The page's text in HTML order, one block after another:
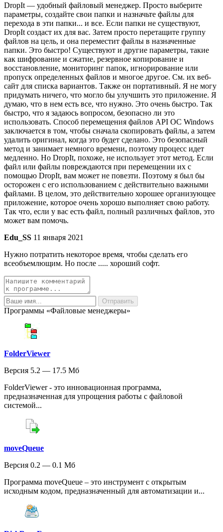
DropIt — удобный файловый менеджер. Просто выберите
параметры, создайте свои папки и назначьте файлы для
перехода в эти папки... и все. Если папки не существуют,
DropIt создаст их для вас. Затем просто перетащите группу
файлов на цель, и она переместит файлы в назначенные
папки. Это быстро! Существуют и другие параметры, такие
как шифрование и сжатие, резервное копирование и
восстановление, мониторинг папок, игнорирование или
пропуск определенных файлов и многое другое. См. их веб-
сайт для списка вариантов. Также он портативный. Я не могу
придумать ничего, что могло бы улучшить это приложение. Я
думаю, что в нем есть все, что нужно. Это очень быстро. Так
быстро, что я задаюсь вопросом, безопасно ли это
использовать. Способ перемещения файлов API ОС Windows
заключается в том, чтобы сначала скопировать файлы, а затем
удалить оригинал, когда это будет сделано. Это безопасный
метод и занимает немного времени, поэтому процесс идет
медленно. Но DropIt, похоже, не использует этот метод. Если
файл или файлы повреждаются при перемещении их с
помощью DropIt, вам может не повезти. Поэтому я был бы
осторожен с его использованием с действительно важными
файлами. В целом, это действительно хорошее организующее
приложение, которое очень хорошо выполняет свою работу.
Так что, если у вас есть файл, полный различных файлов, это
может вам помочь.
Edu_SS 11 января 2021
Нужно потратить некоторое время, чтобы сделать его
всеобъемлющим. Но после ..... хороший софт.
Программы «Файловые менеджеры»
FolderViewer
Версия 5.2 — 17.5 Мб
FolderViewer - это инновационная программа,
предназначенная для упрощения работы с файловой
системой...
moveQueue
Версия 0.2 — 0.1 Мб
Программа moveQueue – это инструмент с открытым
исходным кодом, предназначенный для автоматизации и...